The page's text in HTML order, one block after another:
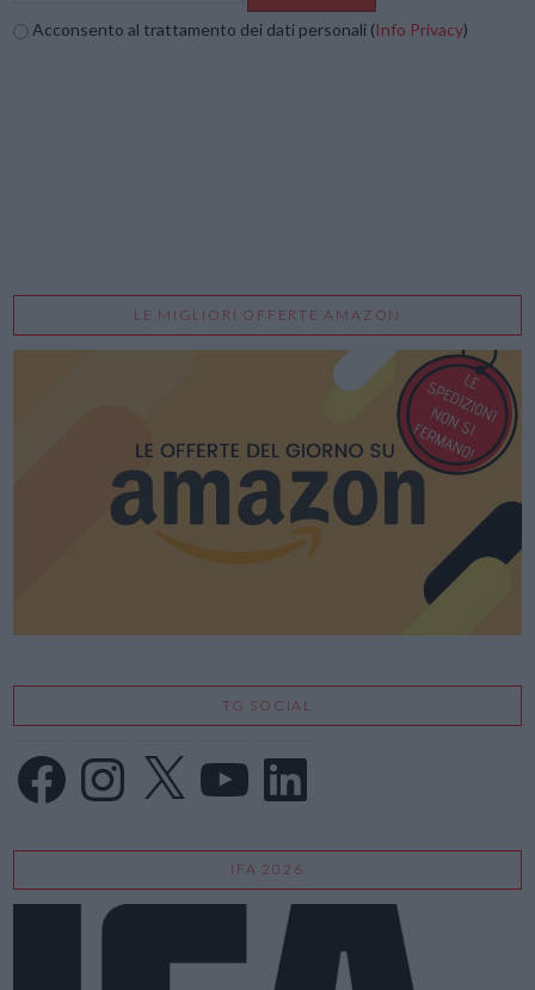
Acconsento al trattamento dei dati personali (Info Privacy)
LE MIGLIORI OFFERTE AMAZON
TG SOCIAL
FacebookInstagram
X LinkedIn
IFA 2026